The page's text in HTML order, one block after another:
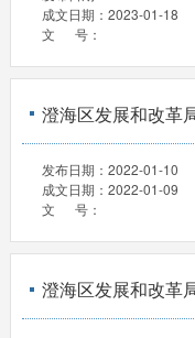
成文日期： 2023-01-18
文 号：
澄海区发展和改革
发布日期： 2022-01-10
成文日期： 2022-01-09
文 号：
澄海区发展和改革